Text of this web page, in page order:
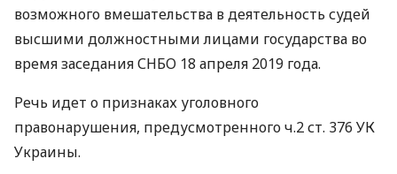
возможного вмешательства в деятельность судей
высшими должностными лицами государства во
время заседанияСНБО 18 апреля 2019 года.
Речь идет о признаках уголовного
правонарушения, предусмотренного ч.2 ст. 376 УК
Украины.